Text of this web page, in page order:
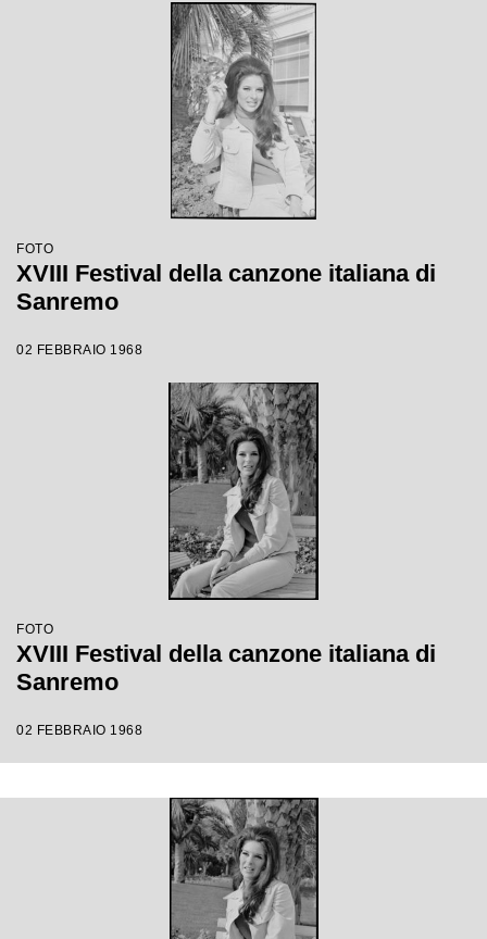
FOTO
XVIII Festival della canzone italiana di
Sanremo
02 FEBBRAIO 1968
FOTO
XVIII Festival della canzone italiana di
Sanremo
02 FEBBRAIO 1968